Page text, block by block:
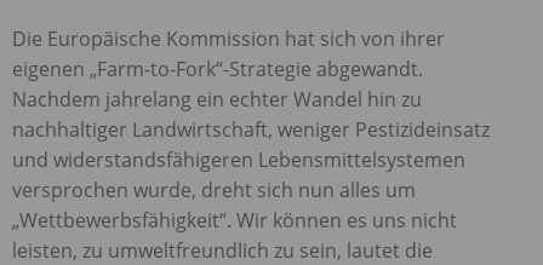
Die Europäische Kommission hat sich von ihrer
eigenen „Farm-to-Fork“-Strategie abgewandt.
Nachdem jahrelang ein echter Wandel hin zu
nachhaltiger Landwirtschaft, weniger Pestizideinsatz
und widerstandsfähigeren Lebensmittelsystemen
versprochen wurde, dreht sich nun alles um
„Wettbewerbsfähigkeit“. Wir können es uns nicht
leisten, zu umweltfreundlich zu sein, lautet die